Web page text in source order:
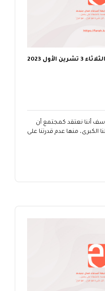
الثلاثاء 3 تشرين الأول 2023
أننا نعتقد كمجتمع أن
الكبرى، منها عدم قدرتنا على